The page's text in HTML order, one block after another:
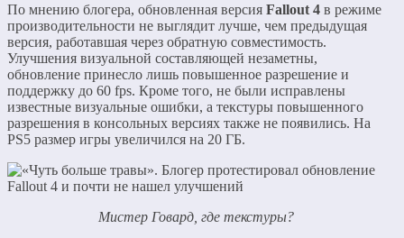
По мнению блогера, обновленная версия Fallout 4 в режиме
производительности не выглядит лучше, чем предыдущая
версия, работавшая через обратную совместимость.
Улучшения визуальной составляющей незаметны,
обновление принесло лишь повышенное разрешение и
поддержку до 60 fps. Кроме того, не были исправлены
известные визуальные ошибки, а текстуры повышенного
разрешения в консольных версиях также не появились. На
PS5 размер игры увеличился на 20 ГБ.
Мистер Говард, где текстуры?